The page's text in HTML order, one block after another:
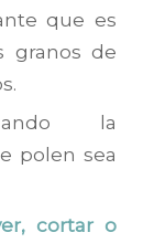
que es
granos de
la
polen sea
cortar o